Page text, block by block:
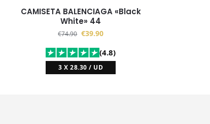
CAMISETA BALENCIAGA «Black
White» 44
€74.90 €39.90
(4.8)
3 X 28.30 / UD